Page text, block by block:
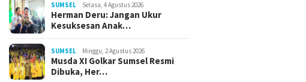
SUMSEL Selasa, 4 Agustus 2026
Herman Deru: Jangan Ukur
Kesuksesan Anak…
SUMSEL Minggu, 2 Agustus 2026
Musda XI Golkar Sumsel Resmi
Dibuka, Her…